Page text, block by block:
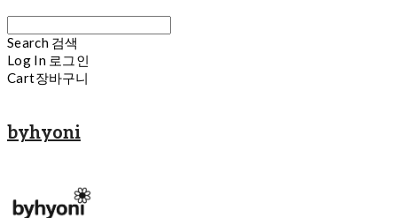
Search 검색
Log In 로그인
Cart장바구니
byhyoni